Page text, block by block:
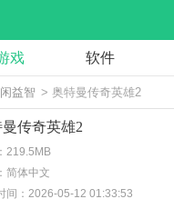
戏 软件
益智 > 奥特曼传奇英雄2
传奇英雄2
219.5MB
简体中文
间：2026-05-12 01:33:53